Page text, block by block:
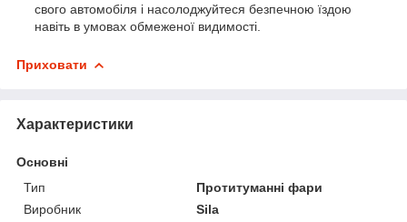
свого автомобіля і насолоджуйтеся безпечною їздою
навіть в умовах обмеженої видимості.
Приховати
Характеристики
Основні
Тип
Протитуманні фари
Виробник
Sila